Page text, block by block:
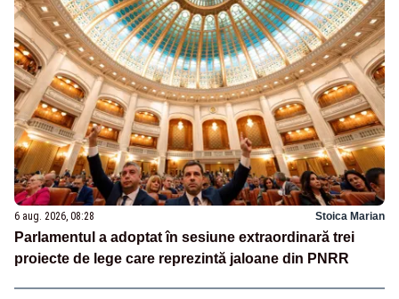
6 aug. 2026, 08:28 Stoica Marian
Parlamentul a adoptat în sesiune extraordinară trei
proiecte de lege care reprezintă jaloane din PNRR